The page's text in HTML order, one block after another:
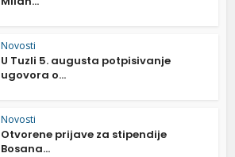
Novosti
U Tuzli 5. augusta potpisivanje
ugovora o...
Novosti
Otvorene prijave za stipendije
Bosana...